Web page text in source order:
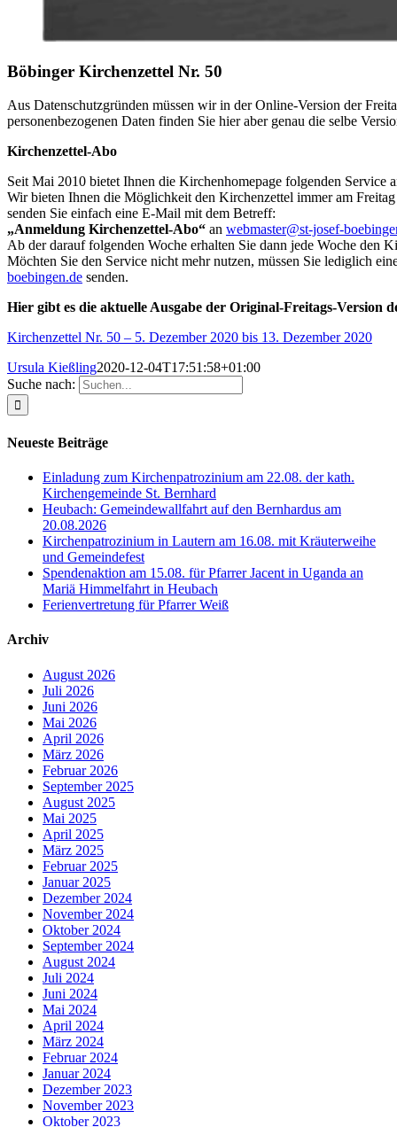
Böbinger Kirchenzettel Nr. 50
Aus Datenschutzgründen müssen wir in der Online-Version der
personenbezogenen Daten finden Sie hier aber genau die selbe
Kirchenzettel-Abo
Seit Mai 2010 bietet Ihnen die Kirchenhomepage folgenden Service
Wir bieten Ihnen die Möglichkeit den Kirchenzettel immer am
senden Sie einfach eine E-Mail mit dem Betreff:
„Anmeldung Kirchenzettel-Abo“ an webmaster@st-josef-
Ab der darauf folgenden Woche erhalten Sie dann jede Woche den
Möchten Sie den Service nicht mehr nutzen, müssen Sie lediglich
boebingen.de senden.
Hier gibt es die aktuelle Ausgabe der Original-Freitags-Version
Kirchenzettel Nr. 50 – 5. Dezember 2020 bis 13. Dezember 2020
Ursula Kießling2020-12-04T17:51:58+01:00
Suche nach:
Neueste Beiträge
Einladung zum Kirchenpatrozinium am 22.08. der kath.
Kirchengemeinde St. Bernhard
Heubach: Gemeindewallfahrt auf den Bernhardus am
20.08.2026
Kirchenpatrozinium in Lautern am 16.08. mit Kräuterweihe
und Gemeindefest
Spendenaktion am 15.08. für Pfarrer Jacent in Uganda an
Mariä Himmelfahrt in Heubach
Ferienvertretung für Pfarrer Weiß
Archiv
August 2026
Juli 2026
Juni 2026
Mai 2026
April 2026
März 2026
Februar 2026
September 2025
August 2025
Mai 2025
April 2025
März 2025
Februar 2025
Januar 2025
Dezember 2024
November 2024
Oktober 2024
September 2024
August 2024
Juli 2024
Juni 2024
Mai 2024
April 2024
März 2024
Februar 2024
Januar 2024
Dezember 2023
November 2023
Oktober 2023